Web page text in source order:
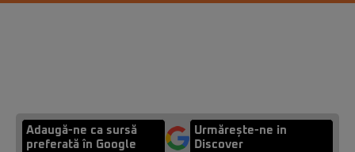
Adaugă-ne ca sursă
preferată în Google
Urmărește-ne in
Discover